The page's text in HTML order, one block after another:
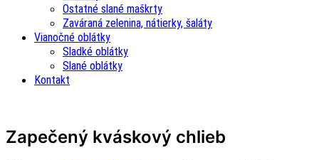
Ostatné slané maškrty
Zaváraná zelenina, nátierky, šaláty
Vianočné oblátky
Sladké oblátky
Slané oblátky
Kontakt
Zapečený kváskový chlieb